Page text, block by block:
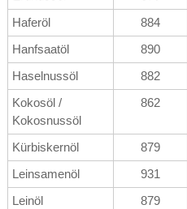
Haferöl
884
Hanfsaatöl
890
Haselnussöl
882
Kokosöl /
Kokosnussöl
862
Kürbiskernöl 879
Leinsamenöl
931
Leinöl
879